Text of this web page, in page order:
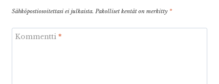
Sähköpostiosoitettasi ei julkaista. Pakolliset kentät on merkitty *
Kommentti *